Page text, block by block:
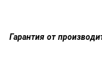
Гарантия от